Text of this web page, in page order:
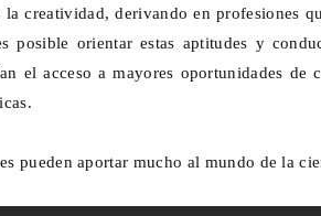
la creatividad, derivando en profesiones
posible orientar estas aptitudes y
el acceso a mayores oportunidades
pueden aportar mucho al mundo de la